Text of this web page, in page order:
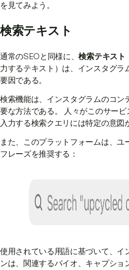
を見てみよう。
検索テキスト
通常のSEOと同様に、検索テキスト
力するテキスト）は、インスタグラ
要因である。
検索機能は、インスタグラムのコン
要な方法である。 人々がこのサー
入力する検索クエリには特定の意図
また、このプラットフォームは、ユ
フレーズを推奨する：
使用されている用語に基づいて、イ
ンは、関連するバイオ、キャプショ